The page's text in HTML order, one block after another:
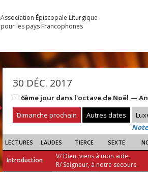
Association Épiscopale Liturgique
pour les pays Francophones
30 DÉC. 2017
6ème jour dans l'octave de Noël —
Dimanche prochain
Autres dates
LECTURES LAUDES TIERCE SEXTE
Introduction
V/ Dieu, viens à mon aide,
R/ Seigneur, à notre secours.